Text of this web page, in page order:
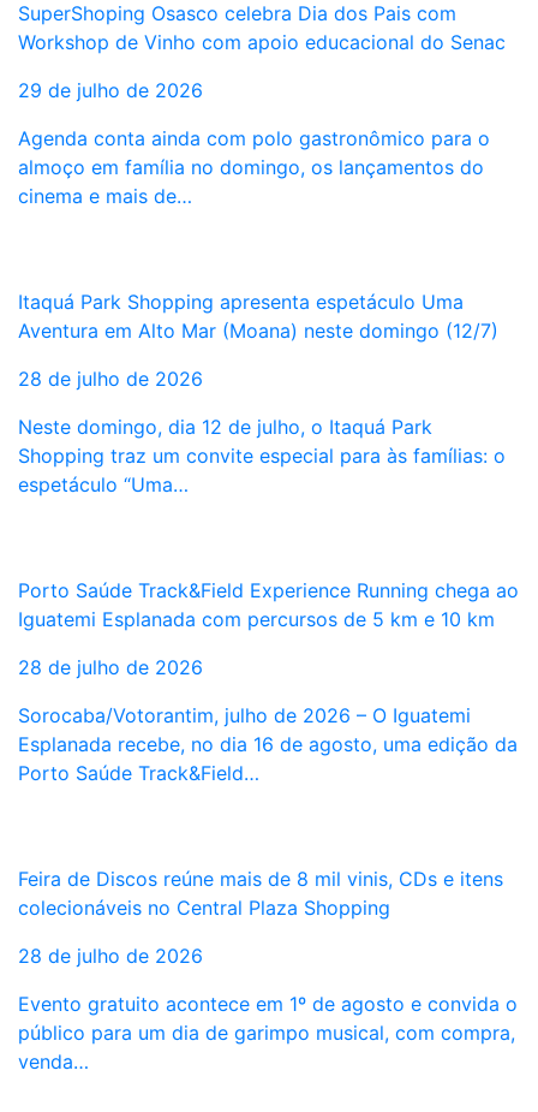
SuperShoping Osasco celebra Dia dos Pais com
Workshop de Vinho com apoio educacional do Senac
29 de julho de 2026
Agenda conta ainda com polo gastronômico para o
almoço em família no domingo, os lançamentos do
cinema e mais de…
Itaquá Park Shopping apresenta espetáculo Uma
Aventura em Alto Mar (Moana) neste domingo (12/7)
28 de julho de 2026
Neste domingo, dia 12 de julho, o Itaquá Park
Shopping traz um convite especial para às famílias: o
espetáculo “Uma…
Porto Saúde Track&Field Experience Running chega ao
Iguatemi Esplanada com percursos de 5 km e 10 km
28 de julho de 2026
Sorocaba/Votorantim, julho de 2026 – O Iguatemi
Esplanada recebe, no dia 16 de agosto, uma edição da
Porto Saúde Track&Field…
Feira de Discos reúne mais de 8 mil vinis, CDs e itens
colecionáveis no Central Plaza Shopping
28 de julho de 2026
Evento gratuito acontece em 1º de agosto e convida o
público para um dia de garimpo musical, com compra,
venda…